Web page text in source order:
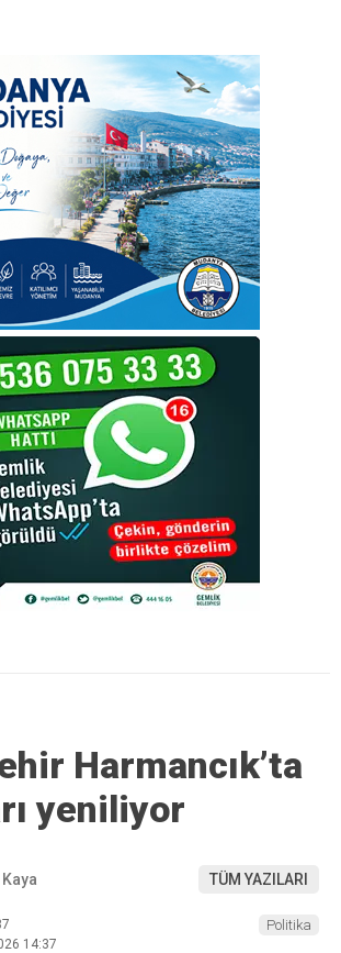
Harmancık’ta
yeniliyor
TÜM YAZILARI
14:37
Politika